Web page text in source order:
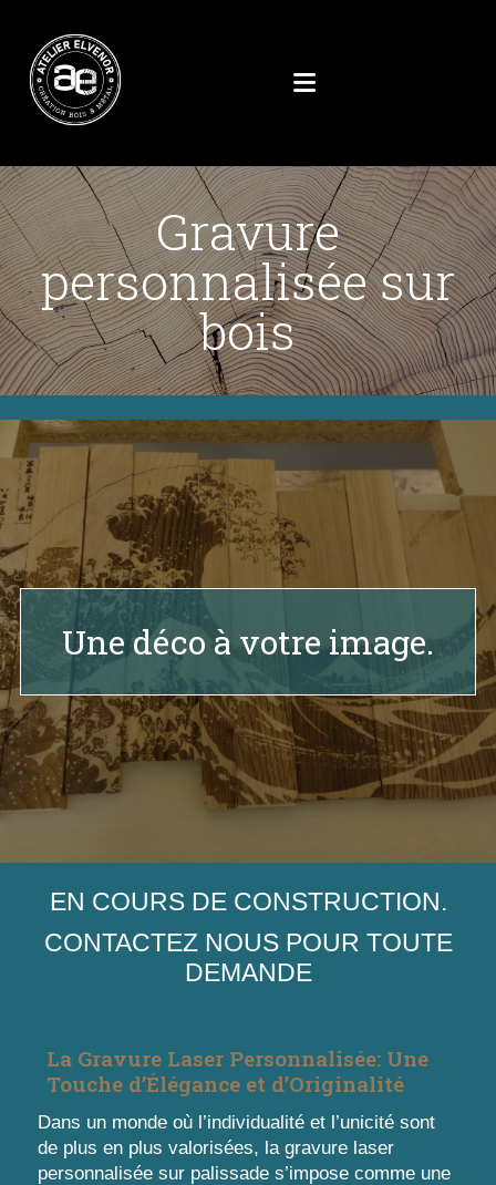
Gravure
personnalisée sur
bois
Une déco à votre image.
EN COURS DE CONSTRUCTION.
CONTACTEZ NOUS POUR TOUTE
DEMANDE
La Gravure Laser Personnalisée: Une
Touche d’Élégance et d’Originalité
Dans un monde où l’individualité et l’unicité sont
de plus en plus valorisées, la gravure laser
personnalisée sur palissade s’impose comme une